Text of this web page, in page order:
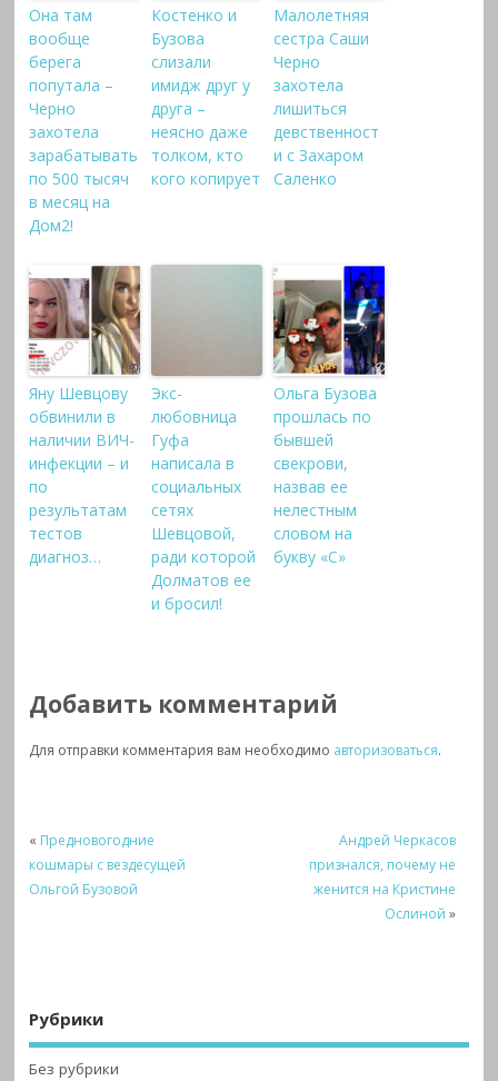
Она там
вообще
берега
попутала –
Черно
захотела
зарабатывать
по 500 тысяч
в месяц на
Дом2!
Костенко и
Бузова
слизали
имидж друг у
друга –
неясно даже
толком, кто
кого копирует
Малолетняя
сестра Саши
Черно
захотела
лишиться
девственност
и с Захаром
Саленко
Яну Шевцову
обвинили в
наличии ВИЧ-
инфекции – и
по
результатам
тестов
диагноз…
Экс-
любовница
Гуфа
написала в
социальных
сетях
Шевцовой,
ради которой
Долматов ее
и бросил!
Ольга Бузова
прошлась по
бывшей
свекрови,
назвав ее
нелестным
словом на
букву «С»
Добавить комментарий
Для отправки комментария вам необходимо авторизоваться.
« Предновогодние
кошмары с вездесущей
Ольгой Бузовой
Андрей Черкасов
признался, почему не
женится на Кристине
Ослиной »
Рубрики
Без рубрики